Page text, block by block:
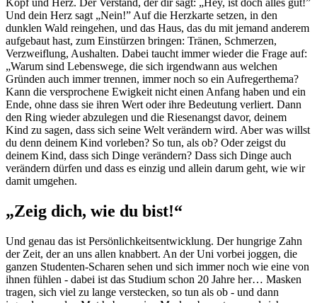
Kopf und Herz. Der Verstand, der dir sagt: „Hey, ist doch alles gut!”
Und dein Herz sagt „Nein!” Auf die Herzkarte setzen, in den
dunklen Wald reingehen, und das Haus, das du mit jemand anderem
aufgebaut hast, zum Einstürzen bringen: Tränen, Schmerzen,
Verzweiflung, Aushalten. Dabei taucht immer wieder die Frage auf:
„Warum sind Lebenswege, die sich irgendwann aus welchen
Gründen auch immer trennen, immer noch so ein Aufregerthema?
Kann die versprochene Ewigkeit nicht einen Anfang haben und ein
Ende, ohne dass sie ihren Wert oder ihre Bedeutung verliert. Dann
den Ring wieder abzulegen und die Riesenangst davor, deinem
Kind zu sagen, dass sich seine Welt verändern wird. Aber was willst
du denn deinem Kind vorleben? So tun, als ob? Oder zeigst du
deinem Kind, dass sich Dinge verändern? Dass sich Dinge auch
verändern dürfen und dass es einzig und allein darum geht, wie wir
damit umgehen.
„Zeig dich, wie du bist!“
Und genau das ist Persönlichkeitsentwicklung. Der hungrige Zahn
der Zeit, der an uns allen knabbert. An der Uni vorbei joggen, die
ganzen Studenten-Scharen sehen und sich immer noch wie eine von
ihnen fühlen - dabei ist das Studium schon 20 Jahre her… Masken
tragen, sich viel zu lange verstecken, so tun als ob - und dann